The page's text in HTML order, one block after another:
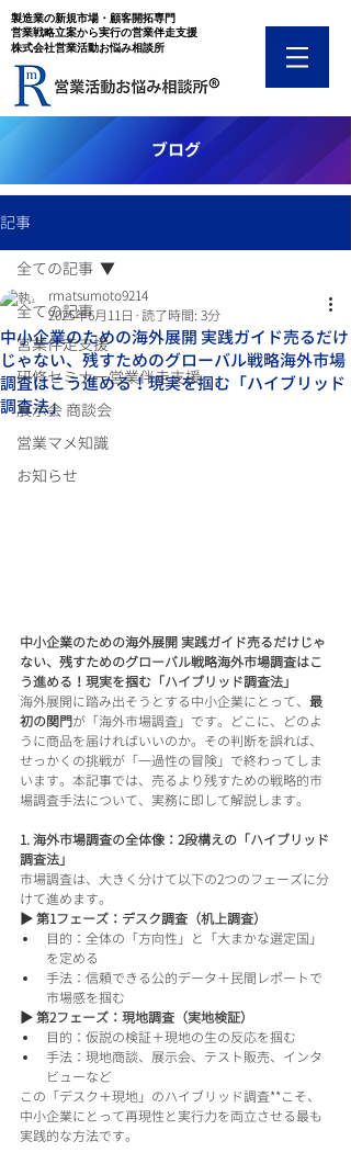
​製造業の新規市場・顧客開拓専門
​営業戦略立案から実行の営業伴走支援
​株式会社営業活動お悩み相談所
​ブログ
記事
全ての記事
営業伴走支援
研修セミナー営業伴走支援
展示会 商談会
営業マメ知識
お知らせ
全ての記事
中小企業のための海外展開 実践ガイド売るだけ
じゃない、残すためのグローバル戦略海外市場
調査はこう進める！現実を掴む「ハイブリッド
調査法」
rmatsumoto9214
2025年6月11日 読了時間: 3分
中小企業のための海外展開 実践ガイド売るだけじゃ
ない、残すためのグローバル戦略海外市場調査はこ
う進める！現実を掴む「ハイブリッド調査法」
海外展開に踏み出そうとする中小企業にとって、 最
初の関門が「海外市場調査」です。どこに、どのよ
うに商品を届ければいいのか。その判断を誤れば、
せっかくの挑戦が「一過性の冒険」で終わってしま
います。本記事では、売るより残すための戦略的市
場調査手法について、実務に即して解説します。
1. 海外市場調査の全体像：2段構えの「ハイブリッド
調査法」
市場調査は、大きく分けて以下の2つのフェーズに分
けて進めます。
▶ 第1フェーズ：デスク調査（机上調査）
目的：全体の「方向性」と「大まかな選定国」
を定める
手法：信頼できる公的データ＋民間レポートで
市場感を掴む
▶ 第2フェーズ：現地調査（実地検証）
目的：仮説の検証＋現地の生の反応を掴む
手法：現地商談、展示会、テスト販売、インタ
ビューなど
この「デスク＋現地」のハイブリッド調査**こそ、
中小企業にとって再現性と実行力を両立させる最も
実践的な方法です。